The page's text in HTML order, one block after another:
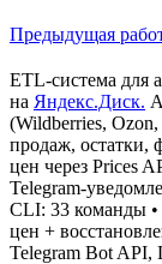
Предыдущая
ETL-система для
на Яндекс.Диск.
(Wildberries,
продаж, остатки,
цен через Prices
Telegram-
CLI: 33 команды •
цен +
Telegram Bot API,